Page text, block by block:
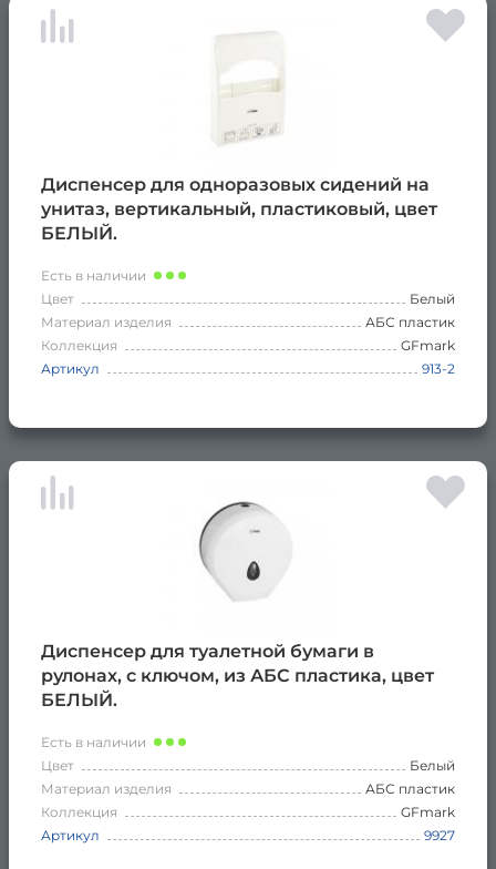
Диспенсер для одноразовых сидений на
унитаз, вертикальный, пластиковый, цвет
БЕЛЫЙ.
Есть в наличии
Цвет
Белый
Материал изделия
АБС пластик
Коллекция
GFmark
Артикул
913-2
Диспенсер для туалетной бумаги в
рулонах, с ключом, из АБС пластика, цвет
БЕЛЫЙ.
Есть в наличии
Цвет
Белый
Материал изделия
АБС пластик
Коллекция
GFmark
Артикул
9927